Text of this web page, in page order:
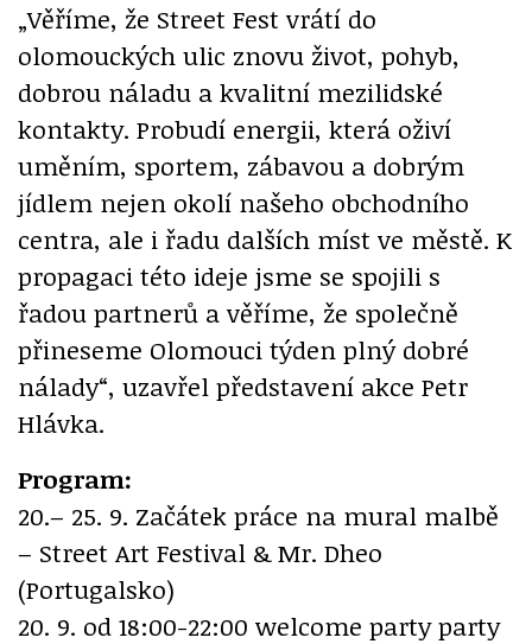
„Věříme, že Street Fest vrátí do
olomouckých ulic znovu život, pohyb,
dobrou náladu a kvalitní mezilidské
kontakty. Probudí energii, která oživí
uměním, sportem, zábavou a dobrým
jídlem nejen okolí našeho obchodního
centra, ale i řadu dalších míst ve městě. K
propagaci této ideje jsme se spojili s
řadou partnerů a věříme, že společně
přineseme Olomouci týden plný dobré
nálady“, uzavřel představení akce Petr
Hlávka.
Program:
20.– 25. 9. Začátek práce na mural malbě
– Street Art Festival & Mr. Dheo
(Portugalsko)
20. 9. od 18:00-22:00 welcome party party